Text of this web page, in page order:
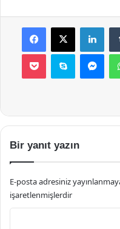
Facebook
X
Pocket Skype
Bir yanıt yazın
E-posta adresiniz
işaretlenmişlerdir